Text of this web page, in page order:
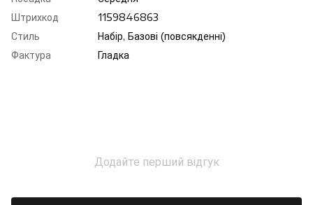
Штрихкод
1159846863
Стиль
Набір, Базові (повсякденні)
Фактура
Гладка
Додайте перший відгук